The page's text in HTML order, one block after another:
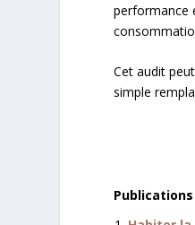
performance
Cet audit
simple